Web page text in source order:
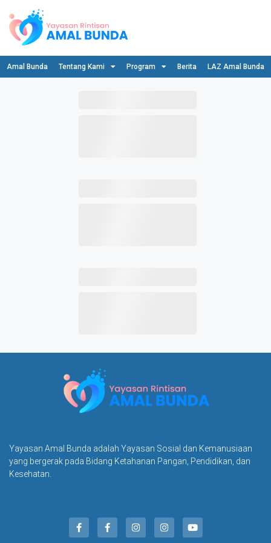
Amal Bunda Tentang Kami Program Berita LAZ Amal Bunda
Yayasan Amal Bunda adalah Yayasan Sosial dan Kemanusiaan
yang bergerak pada Bidang Ketahanan Pangan, Pendidikan, dan
Kesehatan.